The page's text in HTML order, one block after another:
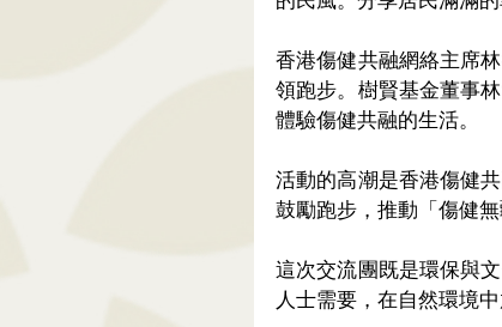
香港傷健共融網絡主席
領跑步。樹賢基金董事
體驗傷健共融的生活。
活動的高潮是香港傷健
鼓勵跑步，推動「傷健無
這次交流團既是環保與
人士需要，在自然環境